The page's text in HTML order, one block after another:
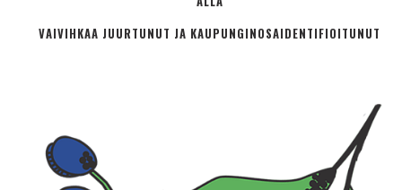
VAIVIHKAA JUURTUNUT JA KAUPUNGINOSA­IDENTIFIOITUNUT